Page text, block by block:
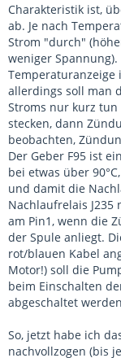
Charakteristik ist,
ab. Je nach
Strom "durch"
weniger
Temperaturanzeige
allerdings soll man
Stroms nur kurz tun
stecken, dann
beobachten,
Der Geber F95 ist
bei etwas über
und damit die
Nachlaufrelais
am Pin1, wenn die
der Spule anliegt.
rot/blauen Kabel
Motor!) soll die
beim Einschalten
abgeschaltet
So, jetzt habe ich
nachvollzogen (bis